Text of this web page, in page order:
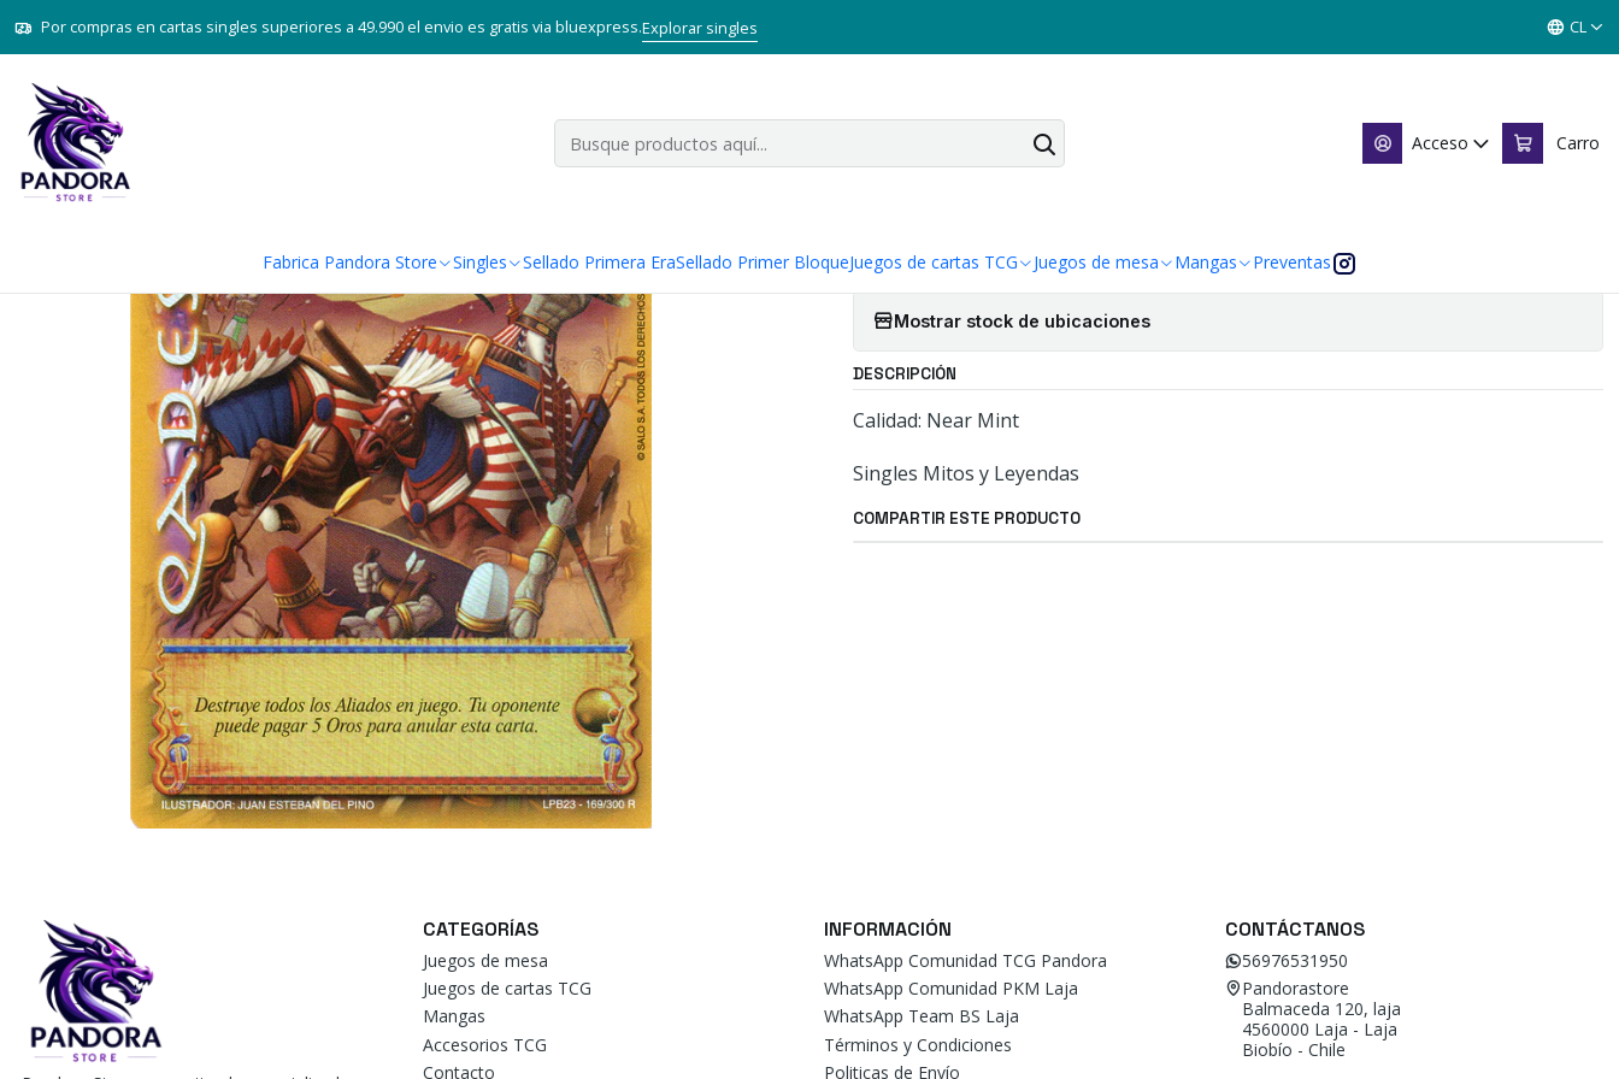
Acceso Carro
Fabrica Pandora Store Singles Sellado Primera EraSellado Primer BloqueJuegos de cartas TCG Juegos de mesa Mangas Preventas
Por compras en cartas singles superiores a 49.990 el envio es gratis via bluexpress.Explorar singles CL
Inicio Juegos de cartas TCG Mitos y Leyendas TCG Singles Primer Bloque MYL
QADESH - SINGLES MITOS Y LEYENDAS
Agregar a la lista de favoritos
Mostrar stock de ubicaciones
DESCRIPCIÓN
Calidad: Near Mint
Singles Mitos y Leyendas
COMPARTIR ESTE PRODUCTO
CATEGORÍAS
Juegos de mesa
Juegos de cartas TCG
Mangas
Accesorios TCG
Contacto
INFORMACIÓN
WhatsApp Comunidad TCG Pandora
WhatsApp Comunidad PKM Laja
WhatsApp Team BS Laja
Términos y Condiciones
Politicas de Envío
CONTÁCTANOS
56976531950
Pandorastore
Balmaceda 120, laja
4560000 Laja - Laja
Biobío - Chile